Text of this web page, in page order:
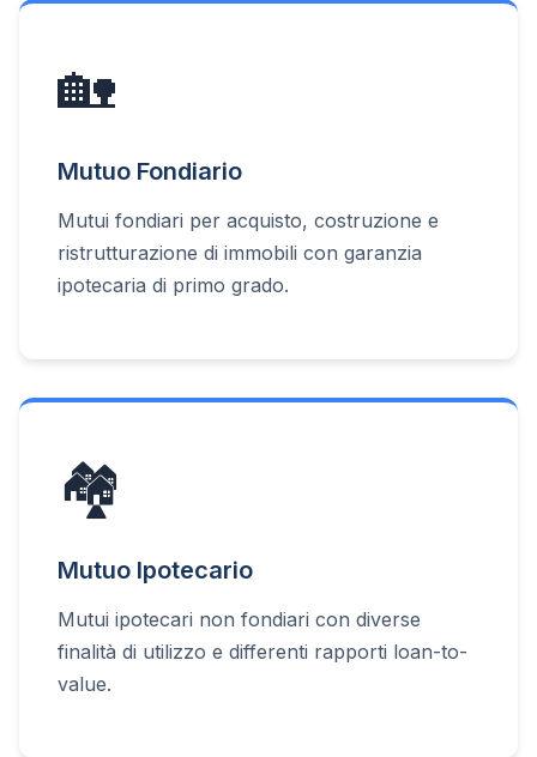
🏡
Mutuo Fondiario
Mutui fondiari per acquisto, costruzione e
ristrutturazione di immobili con garanzia
ipotecaria di primo grado.
🏘️
Mutuo Ipotecario
Mutui ipotecari non fondiari con diverse
finalità di utilizzo e differenti rapporti loan-to-
value.